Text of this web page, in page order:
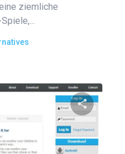
ziemliche
Diesen